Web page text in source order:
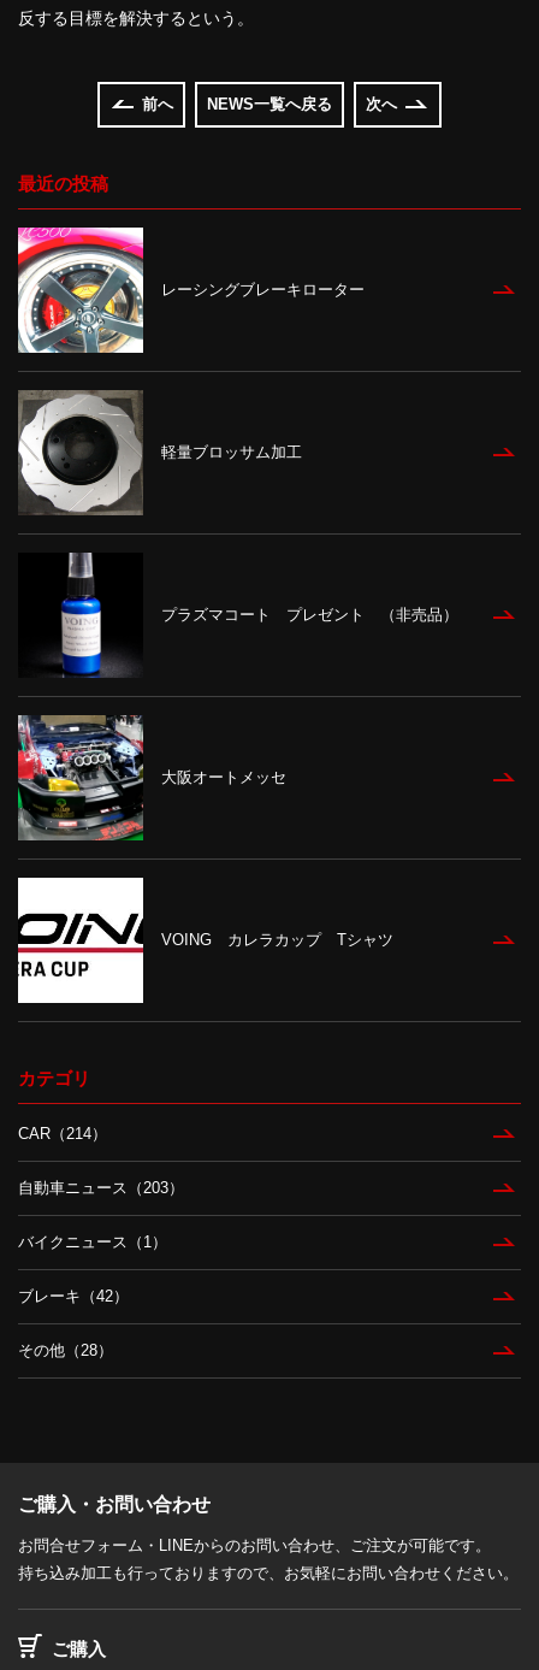
反する目標を解決するという。
前へ NEWS一覧へ戻る 次へ
最近の投稿
レーシングブレーキローター
軽量ブロッサム加工
プラズマコート プレゼント （非売品）
大阪オートメッセ
VOING カレラカップ Tシャツ
カテゴリ
CAR（214）
自動車ニュース（203）
バイクニュース（1）
ブレーキ（42）
その他（28）
ご購入・お問い合わせ
お問合せフォーム・LINEからのお問い合わせ、ご注文が可能です。
持ち込み加工も行っておりますので、お気軽にお問い合わせください。
ご購入